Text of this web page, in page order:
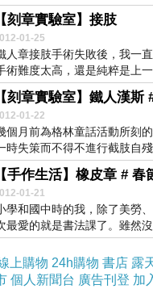
金...
【刻章實驗室】接肢
01-25
人章接肢手術失敗後，我一
術難度太高，還是純粹是上
致...
【刻章實驗室】鐵人漢斯
01-22
個月前為格林童話活動所刻
時失策而不得不進行截肢自
...
【手作生活】橡皮章 # 春
01-21
學和國中時的我，除了美勞
最愛的就是書法課了。雖然
，...
上購物 24h購物 書店 露
個人新聞台 廣告刊登 加